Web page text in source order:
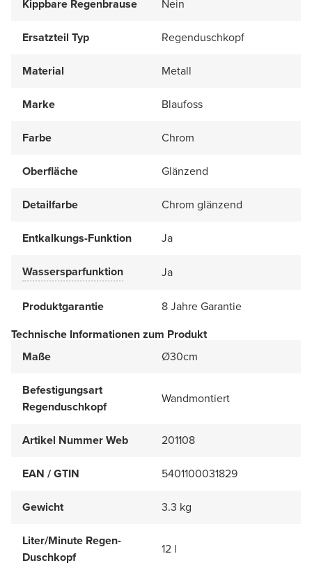
Kippbare Regenbrause Nein
Ersatzteil Typ Regenduschkopf
Material Metall
Marke Blaufoss
Farbe Chrom
Oberfläche Glänzend
Detailfarbe Chrom glänzend
Entkalkungs-Funktion Ja
Wassersparfunktion Ja
Produktgarantie
8 Jahre Garantie
Technische Informationen zum Produkt
Maße
Ø30cm
Befestigungsart
Regenduschkopf
Wandmontiert
Artikel Nummer Web 201108
EAN / GTIN 5401100031829
Gewicht 3.3 kg
Liter/Minute Regen-
Duschkopf
12 l